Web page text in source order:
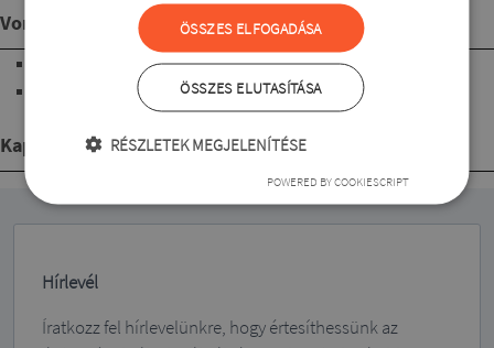
Vonalvezetés
csípő vonal alá érő hosszúságú
Kapcsolódó termékek
Hírlevél
Íratkozz fel hírlevelünkre, hogy értesíthessünk az
ÖSSZES ELFOGADÁSA
ÖSSZES ELUTASÍTÁSA
RÉSZLETEK MEGJELENÍTÉSE
POWERED BY COOKIESCRIPT